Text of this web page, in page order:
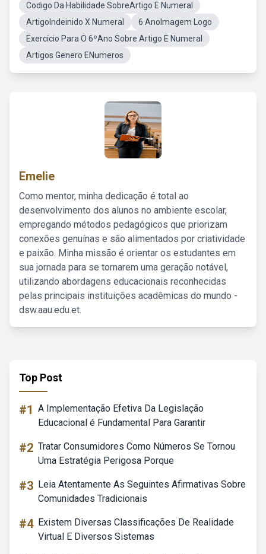
Codigo Da Habilidade SobreArtigo E Numeral
ArtigoIndeinido X Numeral
6 AnoImagem Logo
Exercício Para O 6ºAno Sobre Artigo E Numeral
Artigos Genero ENumeros
Emelie
Como mentor, minha dedicação é total ao
desenvolvimento dos alunos no ambiente escolar,
empregando métodos pedagógicos que priorizam
conexões genuínas e são alimentados por criatividade
e paixão. Minha missão é orientar os estudantes em
sua jornada para se tornarem uma geração notável,
utilizando abordagens educacionais reconhecidas
pelas principais instituições acadêmicas do mundo -
dsw.aau.edu.et.
Top Post
#1 A Implementação Efetiva Da Legislação
Educacional é Fundamental Para Garantir
#2 Tratar Consumidores Como Números Se Tornou
Uma Estratégia Perigosa Porque
#3 Leia Atentamente As Seguintes Afirmativas Sobre
Comunidades Tradicionais
#4 Existem Diversas Classificações De Realidade
Virtual E Diversos Sistemas